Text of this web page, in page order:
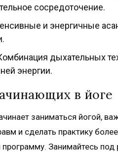
сосредоточение.
и энергичные
дыхательных
энергии.
в йоге
заниматься йогой,
и сделать практику
Занимайтесь